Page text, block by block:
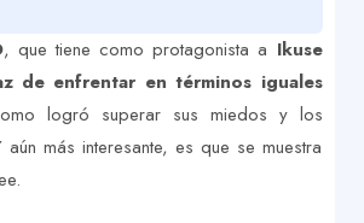
, que tiene como protagonista a Ikuse
de enfrentar en términos iguales
logró superar sus miedos y los
más interesante, es que se muestra